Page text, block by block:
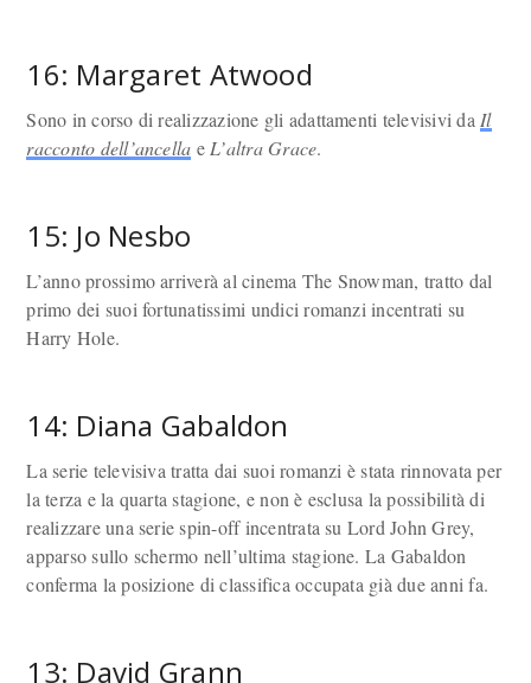
16: Margaret Atwood
Sono in corso di realizzazione gli adattamenti televisivi da Il
racconto dell’ancella e L’altra Grace.
15: Jo Nesbo
L’anno prossimo arriverà al cinema The Snowman, tratto dal
primo dei suoi fortunatissimi undici romanzi incentrati su
Harry Hole.
14: Diana Gabaldon
La serie televisiva tratta dai suoi romanzi è stata rinnovata per
la terza e la quarta stagione, e non è esclusa la possibilità di
realizzare una serie spin-off incentrata su Lord John Grey,
apparso sullo schermo nell’ultima stagione. La Gabaldon
conferma la posizione di classifica occupata già due anni fa.
13: David Grann